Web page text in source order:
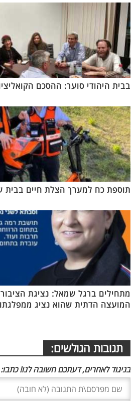
בבית היהודי סוער: ההסכם
תוספת כח למערך הצלת חיים
מתחילים ברגל שמאל: נציגת
המועצה הדתית שהוא נציג
תגובות הגולשים:
בניגוד לאחרים, דעתכם חשובה לנו! כתבו: